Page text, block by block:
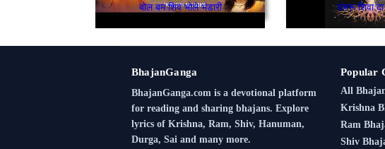
बोल बम शिव भोले भंडारी डंमरू शिवा
BhajanGanga
BhajanGanga.com is a devotional platform
for reading and sharing bhajans. Explore
lyrics of Krishna, Ram, Shiv, Hanuman,
Durga, Sai and many more.
Popular
All
Krishna
Ram
Shiv